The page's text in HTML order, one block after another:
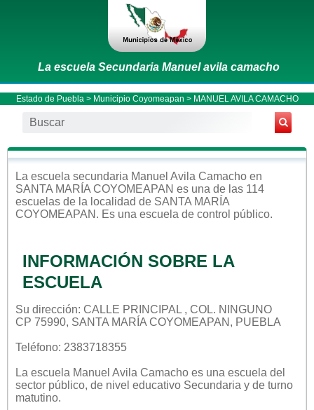
La escuela Secundaria Manuel avila camacho
Estado de Puebla > Municipio Coyomeapan > MANUEL AVILA CAMACHO
La escuela secundaria Manuel Avila Camacho en
SANTA MARÍA COYOMEAPAN es una de las 114
escuelas de la localidad de SANTA MARÍA
COYOMEAPAN . Es una escuela de control público.
INFORMACIÓN SOBRE LA
ESCUELA
Su dirección: CALLE PRINCIPAL , COL. NINGUNO
CP 75990, SANTA MARÍA COYOMEAPAN, PUEBLA
Teléfono: 2383718355
La escuela Manuel Avila Camacho es una escuela del
sector público, de nivel educativo Secundaria y de turno
matutino.